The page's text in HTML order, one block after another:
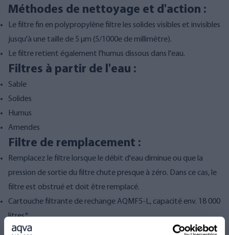
Méthodes de nettoyage et d'action :
Le filtre fin en polypropylène filtre les solides visibles et invisibles
jusqu'à une taille de 5 µm (5/1000e de millimètre).
Le filtre retient également l'humus dissous dans l'eau.
Filtres à partir de l'eau :
Sable
Solides
Humus
Amendes
Filtre de remplacement :
Remplacez le filtre lorsque le débit d'eau diminue ou que la
pression de sortie du filtre chute presque à zéro. Dans ce cas, le
filtre est obstrué et doit être remplacé.
Cartouche filtrante de rechange AQMF5-L, capacité env. 18 000
litres*
*La durée de vie du filtre dépend de la qualité de l'eau brute.